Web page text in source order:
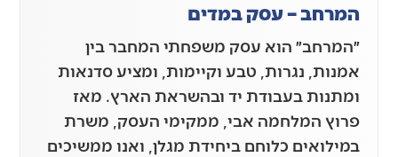
המרחב – עסק במדים
״המרחב״ הוא עסק משפחתי המחבר בין
אמנות, נגרות, טבע וקיימות, ומציע סדנאות
ומתנות בעבודת יד ובהשראת הארץ. מאז
פרוץ המלחמה אבי, ממקימי העסק, משרת
במילואים כלוחם ביחידת מגלן, ואנו ממשיכים